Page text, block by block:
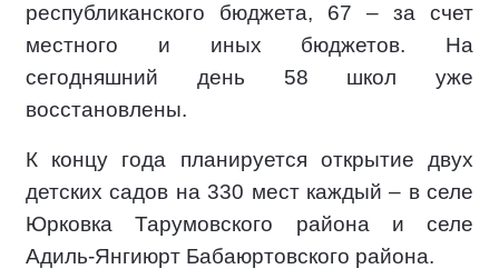
республиканского бюджета, 67 – за счет
местного и иных бюджетов. На
сегодняшний день 58 школ уже
восстановлены.
К концу года планируется открытие двух
детских садов на 330 мест каждый – в селе
Юрковка Тарумовского района и селе
Адиль-Янгиюрт Бабаюртовского района.